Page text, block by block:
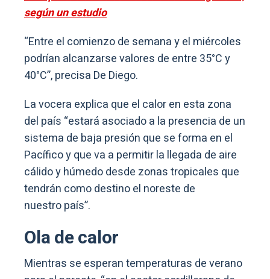
según un estudio
“Entre el comienzo de semana y el miércoles
podrían alcanzarse valores de entre 35°C y
40°C”, precisa De Diego.
La vocera explica que el calor en esta zona
del país “estará asociado a la presencia de un
sistema de baja presión que se forma en el
Pacífico y que va a permitir la llegada de aire
cálido y húmedo desde zonas tropicales que
tendrán como destino el noreste de
nuestro país”.
Ola de calor
Mientras se esperan temperaturas de verano